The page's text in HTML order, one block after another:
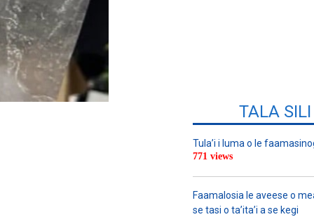
TALA
Tula’i i luma o le
771 views
Faamalosia le aveese o
se tasi o ta’ita’i a se kegi